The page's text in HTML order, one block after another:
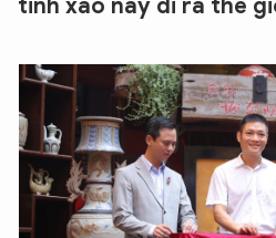
tinh xảo này đi ra thế